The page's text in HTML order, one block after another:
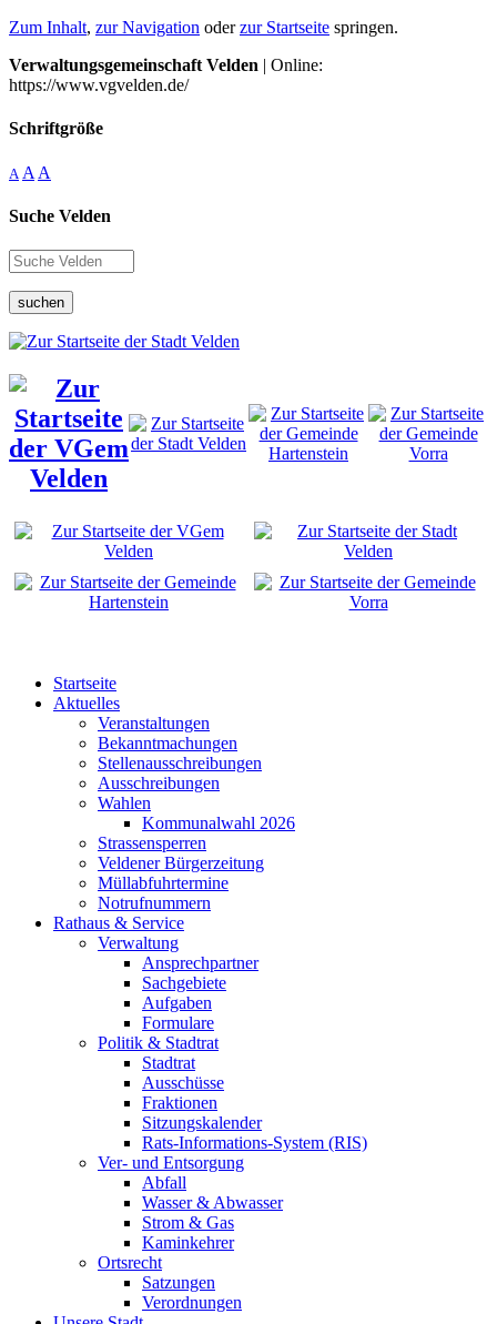
Zum Inhalt, zur Navigation oderzur Startseite springen.
Verwaltungsgemeinschaft Velden | Online:
https://www.vgvelden.de/
Schriftgröße
A A A
Suche Velden
suchen
Startseite
Aktuelles
Veranstaltungen
Bekanntmachungen
Stellenausschreibungen
Ausschreibungen
Wahlen
Kommunalwahl 2026
Strassensperren
Veldener Bürgerzeitung
Müllabfuhrtermine
Notrufnummern
Rathaus & Service
Verwaltung
Ansprechpartner
Sachgebiete
Aufgaben
Formulare
Politik & Stadtrat
Stadtrat
Ausschüsse
Fraktionen
Sitzungskalender
Rats-Informations-System (RIS)
Ver- und Entsorgung
Abfall
Wasser & Abwasser
Strom & Gas
Kaminkehrer
Ortsrecht
Satzungen
Verordnungen